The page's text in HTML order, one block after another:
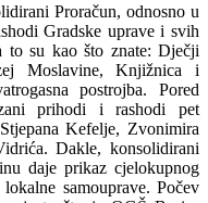
Proračun, odnosno u
Gradske uprave i svih
to su kao što znate: Dječji
Moslavine, Knjižnica i
postrojba. Pored
prihodi i rashodi pet
Kefelje, Zvonimira
Dakle, konsolidirani
daje prikaz cjelokupnog
samouprave. Počev